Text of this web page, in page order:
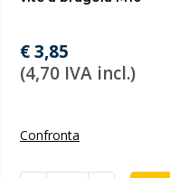
€ 3,85
(4,70 IVA incl.)
Confronta